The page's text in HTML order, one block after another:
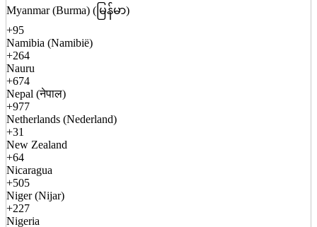
Myanmar (Burma) (မြန်မာ)
+95
Namibia (Namibië)
+264
Nauru
+674
Nepal (नेपाल)
+977
Netherlands (Nederland)
+31
New Zealand
+64
Nicaragua
+505
Niger (Nijar)
+227
Nigeria